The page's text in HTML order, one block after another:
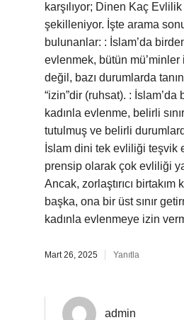
karşılıyor; Dinen Kaç
şekilleniyor. İşte arama
bulunanlar: : İslam’da
evlenmek, bütün mü’minler
değil, bazı durumlarda
“izin”dir (ruhsat). : İslam’da
kadınla evlenme, belirli
tutulmuş ve belirli
İslam dini tek evliliği teşvik
prensip olarak çok evliliği
Ancak, zorlaştırıcı birtakım
başka, ona bir üst sınır
kadınla evlenmeye izin
Mart 26, 2025 Yanıtla
admin